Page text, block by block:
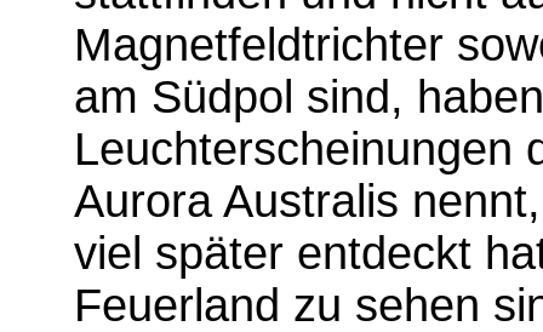
Magnetfeldtrichter
am Südpol sind,
Leuchterscheinungen
Aurora Australis
viel später entdeckt
Feuerland zu sehen